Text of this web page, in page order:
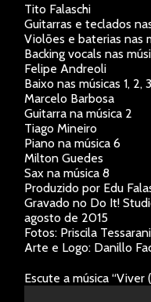
Tito Falaschi
Guitarras e teclados
Violões e baterias nas
Backing vocals nas
Felipe Andreoli
Baixo nas músicas 1, 2,
Marcelo Barbosa
Guitarra na música 2
Tiago Mineiro
Piano na música 6
Milton Guedes
Sax na música 8
Produzido por Edu
Gravado no Do It!
agosto de 2015
Fotos: Priscila Tessarani
Arte e Logo: Danillo
Escute a música “Viver